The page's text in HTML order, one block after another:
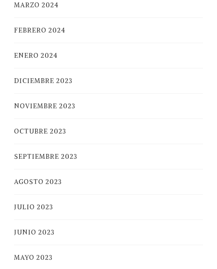
MARZO 2024
FEBRERO 2024
ENERO 2024
DICIEMBRE 2023
NOVIEMBRE 2023
OCTUBRE 2023
SEPTIEMBRE 2023
AGOSTO 2023
JULIO 2023
JUNIO 2023
MAYO 2023